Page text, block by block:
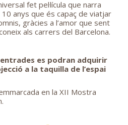
fet pel·lícula que narra
10 anys que és capaç de viatjar
gràcies a l’amor que sent
als carrers del Barcelona.
es podran adquirir
a la taquilla de l’espai
en la XII Mostra